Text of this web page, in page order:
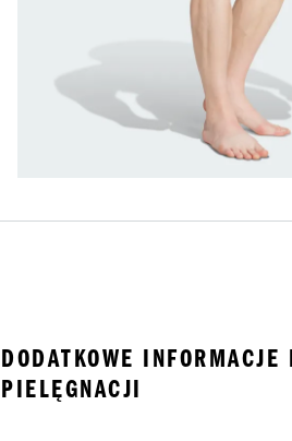
DODATKOWE INFORMACJE
PIELĘGNACJI